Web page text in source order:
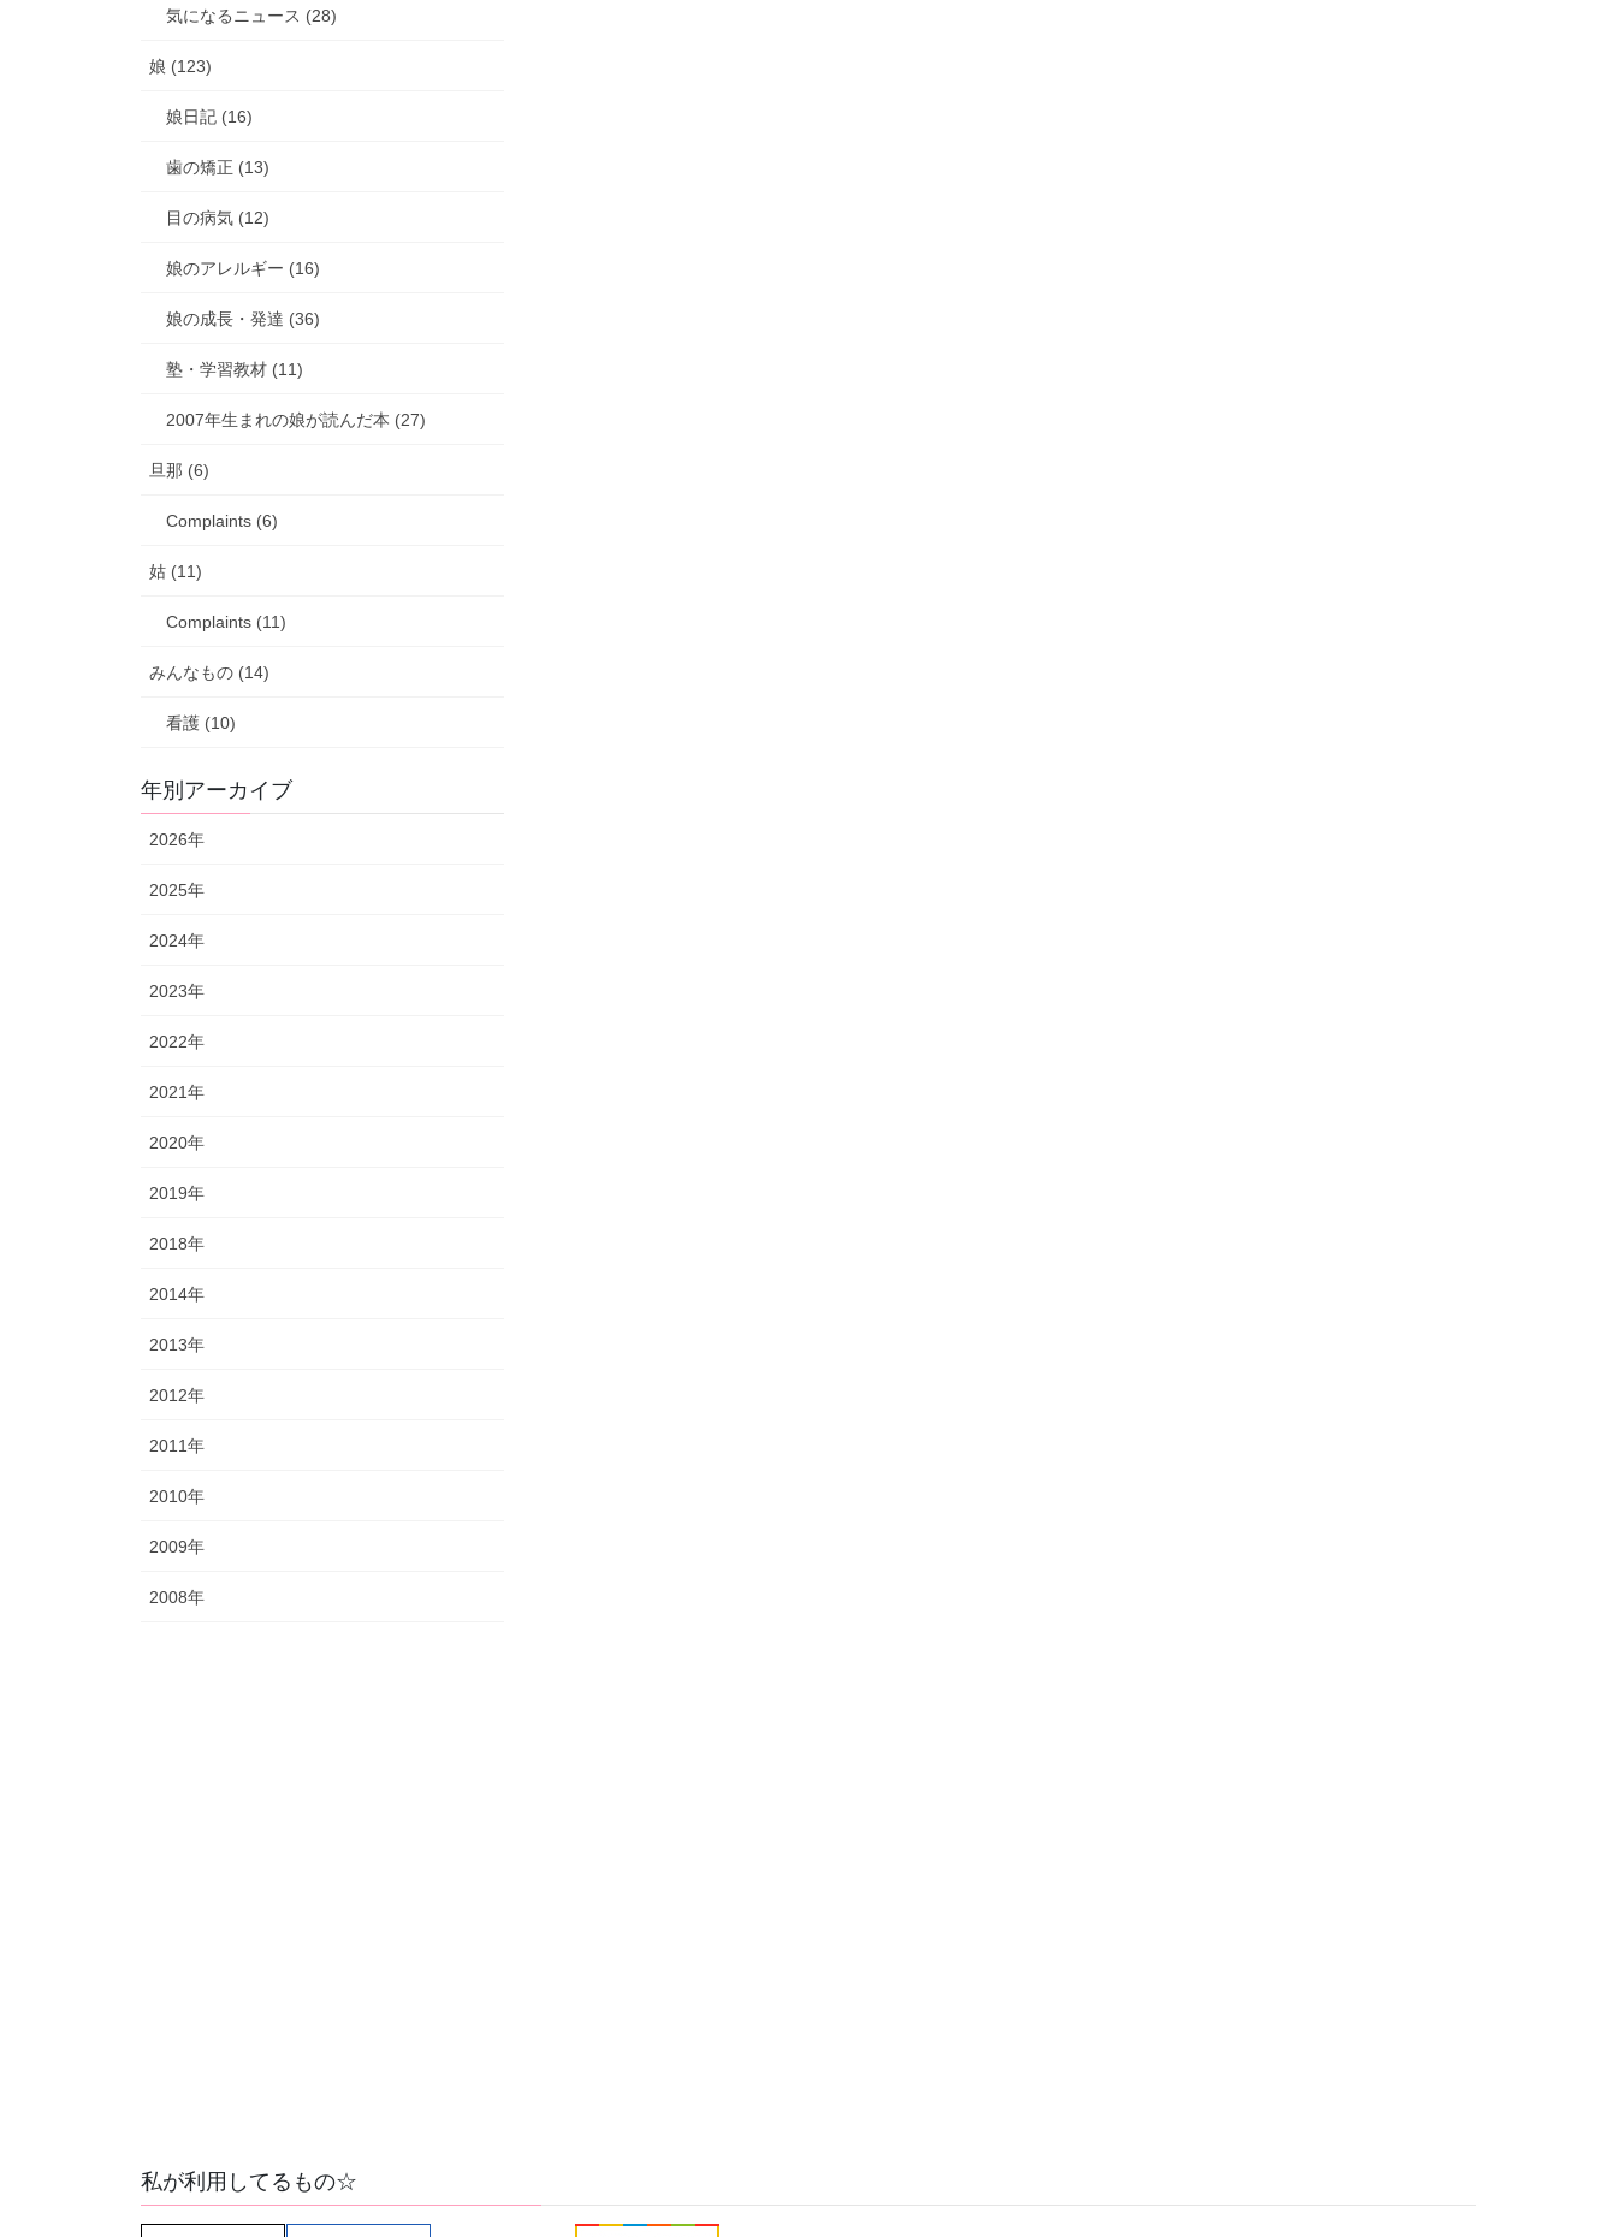
気になるニュース (28)
娘 (123)
娘日記 (16)
歯の矯正 (13)
目の病気 (12)
娘のアレルギー (16)
娘の成長・発達 (36)
塾・学習教材 (11)
2007年生まれの娘が読んだ本 (27)
旦那 (6)
Complaints (6)
姑 (11)
Complaints (11)
みんなもの (14)
看護 (10)
年別アーカイブ
2026年
2025年
2024年
2023年
2022年
2021年
2020年
2019年
2018年
2014年
2013年
2012年
2011年
2010年
2009年
2008年
私が利用してるもの☆